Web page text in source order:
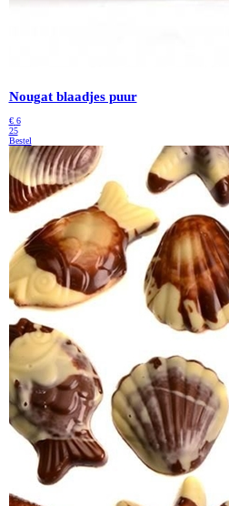
Nougat blaadjes puur
€ 6
25
Bestel